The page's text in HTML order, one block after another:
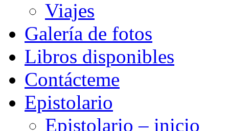
Viajes
Galería de fotos
Libros disponibles
Contácteme
Epistolario
Epistolario – inicio